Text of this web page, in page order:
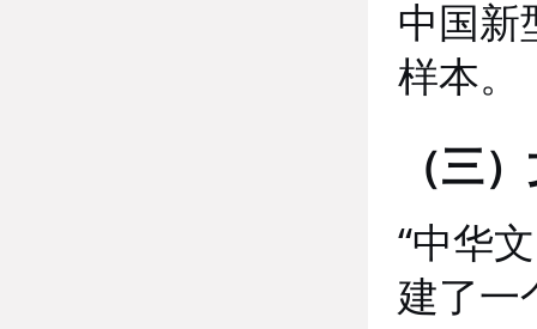
中国新
样本。
（三
“中华
建了一